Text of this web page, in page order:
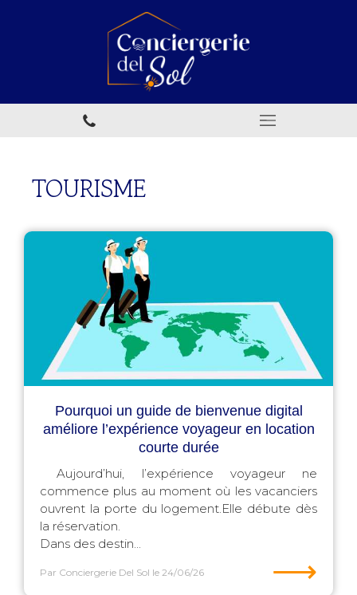
TOURISME
Pourquoi un guide de bienvenue digital
améliore l’expérience voyageur en location
courte durée
Aujourd’hui, l’expérience voyageur ne
commence plus au moment où les vacanciers
ouvrent la porte du logement.Elle débute dès
la réservation.
Dans des destin...
Par Conciergerie Del Sol le 24/06/26 ⟶